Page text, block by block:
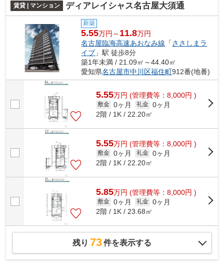
賃貸 | マンション ディアレイシャス名古屋大須通
新築
5.55万円～ 11.8万円
名古屋臨海高速あおなみ線 「ささしまラ
イブ 」駅 徒歩8分
築1年未満 / 21.09㎡～44.40㎡
愛知県名古屋市中川区福住町912番(地番)
5.55万円 (管理費等：8,000円 )
敷金 0ヶ月 礼金 0ヶ月
2階 / 1K / 22.20㎡
5.55万円 (管理費等：8,000円 )
敷金 0ヶ月 礼金 0ヶ月
2階 / 1K / 22.20㎡
5.85万円 (管理費等：8,000円 )
敷金 0ヶ月 礼金 0ヶ月
2階 / 1K / 23.68㎡
残り 73件を表示する